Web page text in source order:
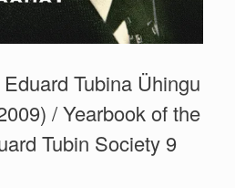
Tubina Ühingu
/ Yearbook of the
Tubin Society 9